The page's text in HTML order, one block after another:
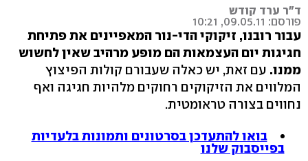
ד"ר ערד קודש
פורסם: 09.05.11, 10:21
עבור רובנו, זיקוקי הדי-נור המאפיינים את פתיחת
חגיגות יום העצמאות הם מופע מרהיב שאין לחשוש
ממנו. עם זאת, יש כאלה שעבורם קולות הפיצוץ
המלווים את הזיקוקים רחוקים מלהיות חגיגה ואף
נחווים בצורה טראומטית.
בואו להתעדכן בסרטונים ותמונות בלעדיות
בפייסבוק שלנו